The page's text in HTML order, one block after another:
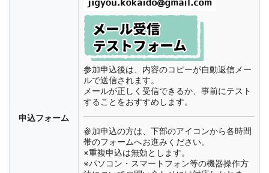
申込フォーム
参加申込後は、内容のコピーが自動返信メー
ルで送信されます。
メールが正しく受信できるか、事前にテスト
することをおすすめします。
参加申込の方は、下部のアイコンから各時間
帯のフォームへお進みください。
※重複申込は無効とします。
※パソコン・スマートフォン等の機器操作方